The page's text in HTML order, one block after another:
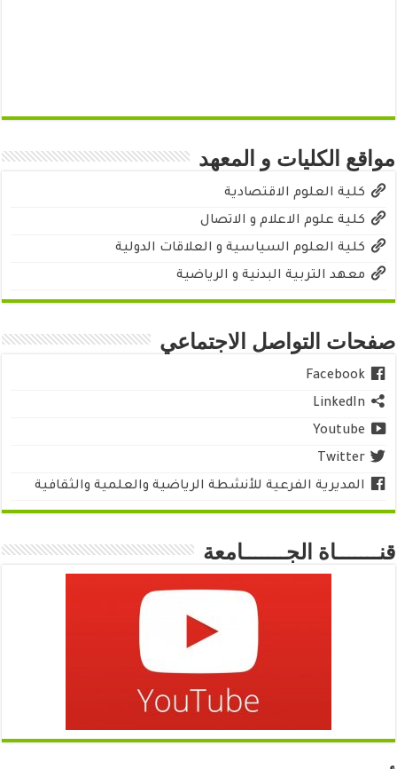
مواقع الكليات و المعهد
كلية العلوم الاقتصادية
كلية علوم الاعلام و الاتصال
كلية العلوم السياسية و العلاقات الدولية
معهد التربية البدنية و الرياضية
صفحات التواصل الاجتماعي
Facebook
LinkedIn
Youtube
Twitter
المديرية الفرعية للأنشطة الرياضية والعلمية والثقافية
قنـــــــاة الجـــــــامعة